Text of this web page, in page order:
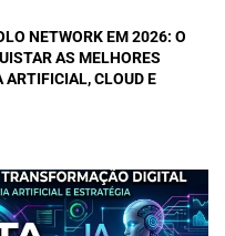
NETWORK EM 2026: O
AS MELHORES
CLOUD E